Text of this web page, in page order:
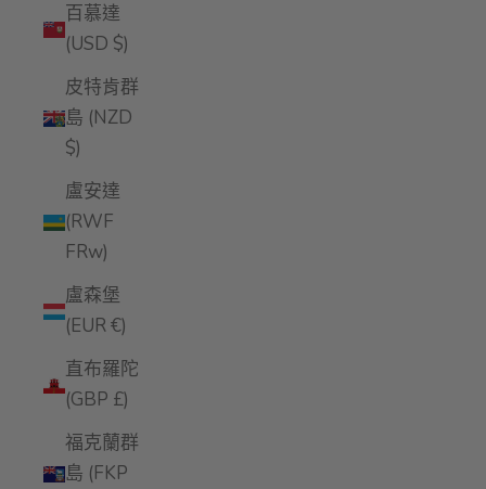
百慕達
(USD $)
皮特肯群
島 (NZD
$)
盧安達
(RWF
FRw)
盧森堡
(EUR €)
直布羅陀
(GBP £)
福克蘭群
島 (FKP